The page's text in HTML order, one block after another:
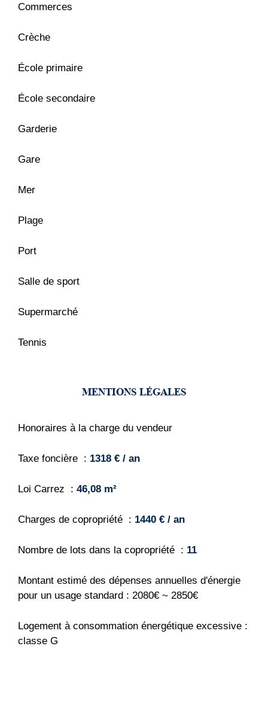
Commerces
Crèche
École primaire
École secondaire
Garderie
Gare
Mer
Plage
Port
Salle de sport
Supermarché
Tennis
MENTIONS LÉGALES
Honoraires à la charge du vendeur
Taxe foncière 1318 € / an
Loi Carrez 46,08 m²
Charges de copropriété 1440 € / an
Nombre de lots dans la copropriété 11
Montant estimé des dépenses annuelles d'énergie
pour un usage standard : 2080€ ~ 2850€
Logement à consommation énergétique excessive :
classe G